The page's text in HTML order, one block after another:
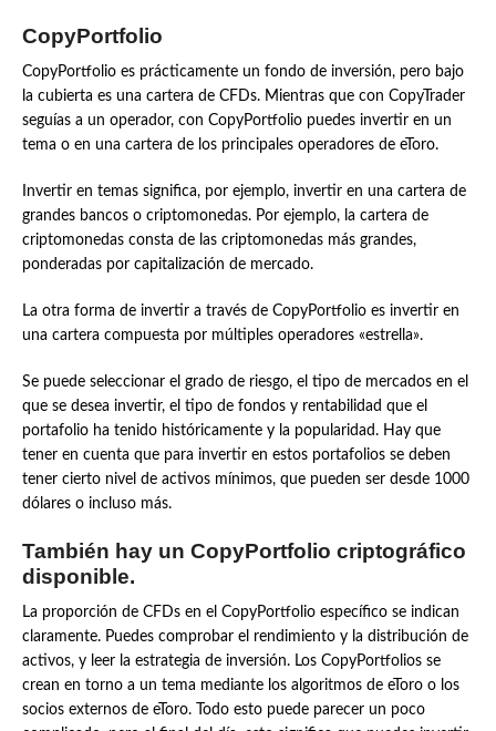
CopyPortfolio
CopyPortfolio es prácticamente un fondo de inversión, pero bajo
la cubierta es una cartera de CFDs. Mientras que con CopyTrader
seguías a un operador, con CopyPortfolio puedes invertir en un
tema o en una cartera de los principales operadores de eToro.
Invertir en temas significa, por ejemplo, invertir en una cartera de
grandes bancos o criptomonedas. Por ejemplo, la cartera de
criptomonedas consta de las criptomonedas más grandes,
ponderadas por capitalización de mercado.
La otra forma de invertir a través de CopyPortfolio es invertir en
una cartera compuesta por múltiples operadores «estrella».
Se puede seleccionar el grado de riesgo, el tipo de mercados en el
que se desea invertir, el tipo de fondos y rentabilidad que el
portafolio ha tenido históricamente y la popularidad. Hay que
tener en cuenta que para invertir en estos portafolios se deben
tener cierto nivel de activos mínimos, que pueden ser desde 1000
dólares o incluso más.
También hay un CopyPortfolio criptográfico
disponible.
La proporción de CFDs en el CopyPortfolio específico se indican
claramente. Puedes comprobar el rendimiento y la distribución de
activos, y leer la estrategia de inversión. Los CopyPortfolios se
crean en torno a un tema mediante los algoritmos de eToro o los
socios externos de eToro. Todo esto puede parecer un poco